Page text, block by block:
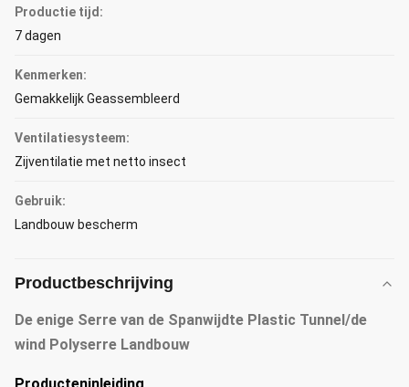
Productie tijd:
7 dagen
Kenmerken:
Gemakkelijk Geassembleerd
Ventilatiesysteem:
Zijventilatie met netto insect
Gebruik:
Landbouw bescherm
Productbeschrijving
De enige Serre van de Spanwijdte Plastic Tunnel/de
wind Polyserre Landbouw